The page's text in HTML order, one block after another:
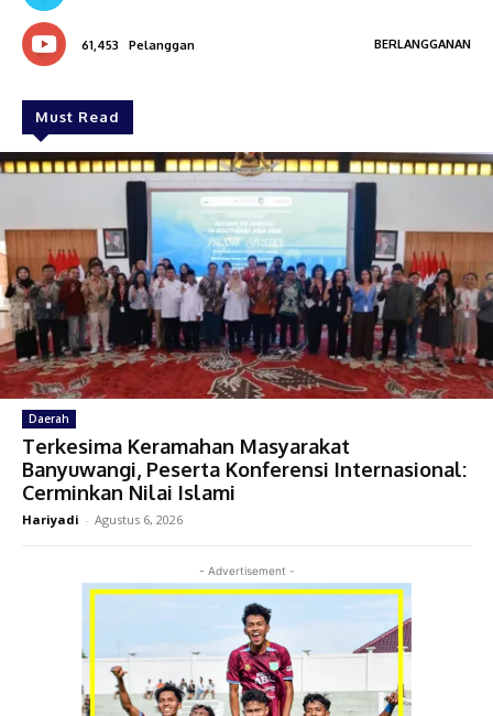
61,453 Pelanggan BERLANGGANAN
Must Read
Daerah
Terkesima Keramahan Masyarakat
Banyuwangi, Peserta Konferensi Internasional:
Cerminkan Nilai Islami
Hariyadi - Agustus 6, 2026
- Advertisement -